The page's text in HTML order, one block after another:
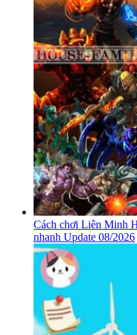
Cách chơi Liên Minh
nhanh Update 08/2026